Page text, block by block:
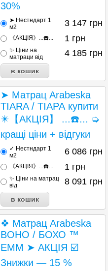
30%
➤ Нестндарт 1
м2
3 147 грн
《АКЦІЯ》...☎️... 1 грн
✨ Ціни на
матраци від
4 185 грн
➤ Матрац Arabeska
TIARA / ТІАРА купити
✴️【АКЦІЯ】 ...☎️... ➭
кращі ціни + відгуки
✓ Нестндарт 1
м2
6 086 грн
《АКЦІЯ》...☎️... 1 грн
✨ Ціни на матрац
від
8 091 грн
❖ Матрац Arabeska
BOHO / БОХО ™
ЕММ ➤ АКЦІЯ ☑️
Знижки — 15 %